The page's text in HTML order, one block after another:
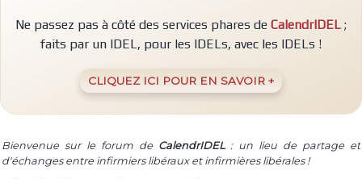
Ne passez pas à côté des services phares de CalendrIDEL ;
faits par un IDEL, pour les IDELs, avec les IDELs !
CLIQUEZ ICI POUR EN SAVOIR +
Bienvenue sur le forum de CalendrIDEL: un lieu de partage et
d'échanges entre infirmiers libéraux et infirmières libérales !